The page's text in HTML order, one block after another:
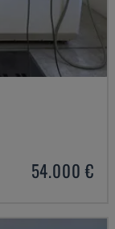
54.000 €